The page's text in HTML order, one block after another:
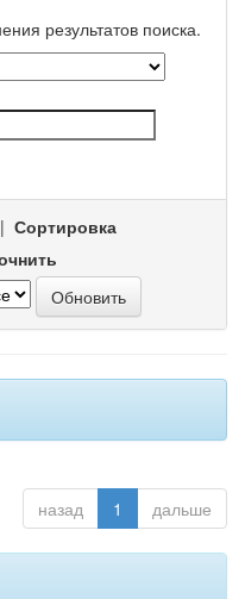
результатов поиска.
| Сортировка
назад 1 дальше